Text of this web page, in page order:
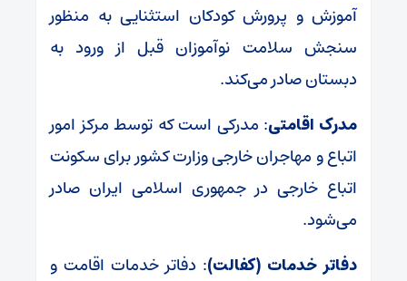
آموزش و پرورش کودکان استثنایی به منظور
سنجش سلامت نوآموزان قبل از ورود به
دبستان صادر می‌کند.
مدرک اقامتی: مدرکی است که توسط مرکز امور
اتباع و مهاجران خارجی وزارت کشور برای سکونت
اتباع خارجی در جمهوری اسلامی ایران صادر
می‌شود.
دفاتر خدمات (کفالت): دفاتر خدمات اقامت و